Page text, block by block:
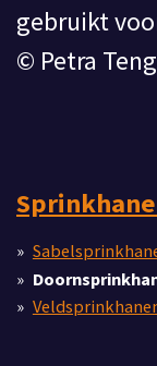
gebruikt
© Petra